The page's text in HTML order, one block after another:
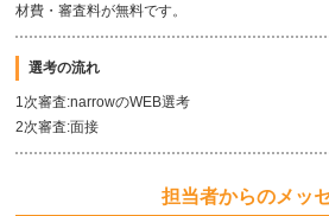
材費・審査料が無料です。
選考の流れ
1次審査:narrowのWEB選考
2次審査:面接
担当者からのメッ